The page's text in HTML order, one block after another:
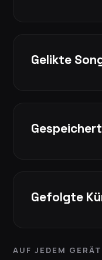
Gelikte
Gefolgte
AUF JEDEM GERÄT